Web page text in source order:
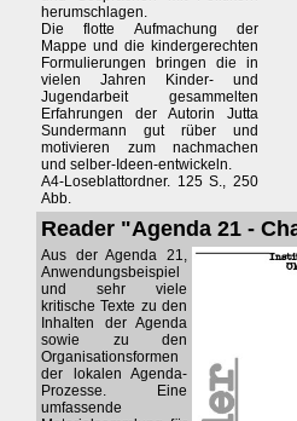
herumschlagen.
Die flotte Aufmachung der
Mappe und die kindergerechten
Formulierungen bringen die in
vielen Jahren Kinder- und
Jugendarbeit gesammelten
Erfahrungen der Autorin Jutta
Sundermann gut rüber und
motivieren zum nachmachen
und selber-Ideen-entwickeln.
A4-Loseblattordner. 125 S., 250
Abb.
Reader "Agenda 21 -
Aus der Agenda 21,
Anwendungsbeispiel
und sehr viele
kritische Texte zu den
Inhalten der Agenda
sowie zu den
Organisationsformen
der lokalen Agenda-
Prozesse. Eine
umfassende